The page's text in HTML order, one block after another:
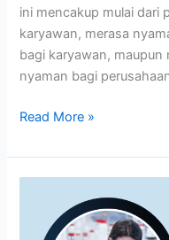
ini mencakup mulai dari
karyawan, merasa
bagi karyawan, maupun
nyaman bagi
Read More »
SAFETY